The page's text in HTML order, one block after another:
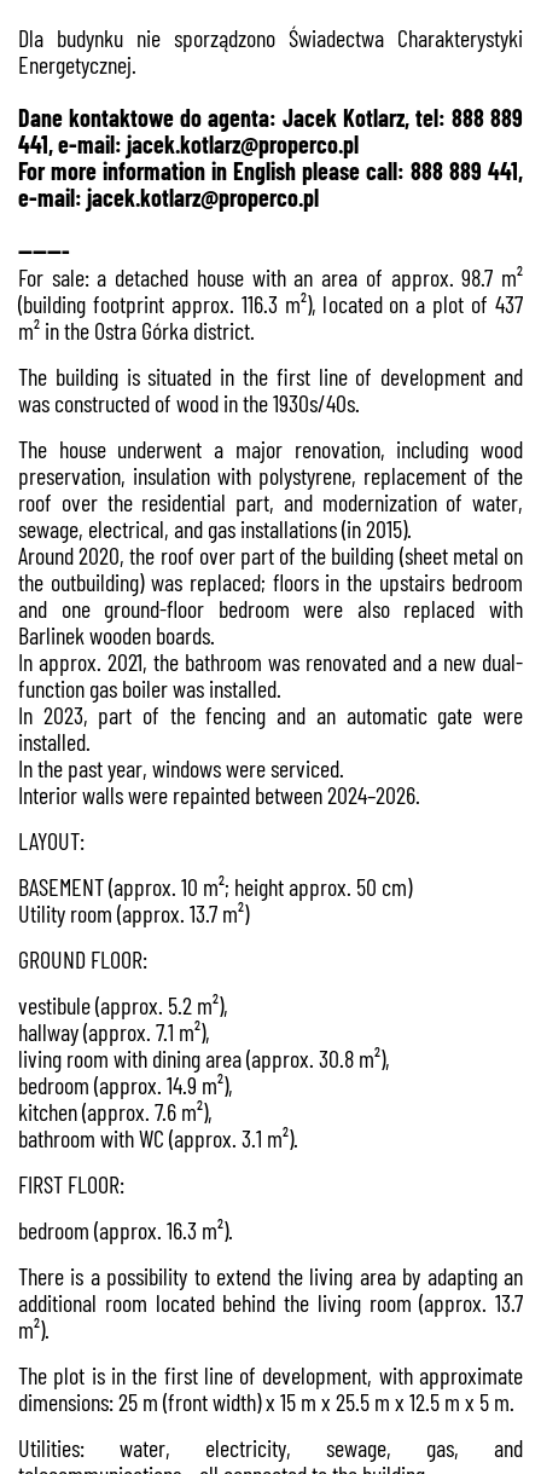
Dla budynku nie sporządzono Świadectwa Charakterystyki
Energetycznej.
Dane kontaktowe do agenta: Jacek Kotlarz, tel: 888 889
441, e-mail: jacek.kotlarz@properco.pl
For more information in English please call: 888 889 441,
e-mail: jacek.kotlarz@properco.pl
-------
For sale: a detached house with an area of approx. 98.7 m²
(building footprint approx. 116.3 m²), located on a plot of 437
m² in the Ostra Górka district.
The building is situated in the first line of development and
was constructed of wood in the 1930s/40s.
The house underwent a major renovation, including wood
preservation, insulation with polystyrene, replacement of the
roof over the residential part, and modernization of water,
sewage, electrical, and gas installations (in 2015).
Around 2020, the roof over part of the building (sheet metal on
the outbuilding) was replaced; floors in the upstairs bedroom
and one ground-floor bedroom were also replaced with
Barlinek wooden boards.
In approx. 2021, the bathroom was renovated and a new dual-
function gas boiler was installed.
In 2023, part of the fencing and an automatic gate were
installed.
In the past year, windows were serviced.
Interior walls were repainted between 2024–2026.
LAYOUT:
BASEMENT (approx. 10 m²; height approx. 50 cm)
Utility room (approx. 13.7 m²)
GROUND FLOOR:
vestibule (approx. 5.2 m²),
hallway (approx. 7.1 m²),
living room with dining area (approx. 30.8 m²),
bedroom (approx. 14.9 m²),
kitchen (approx. 7.6 m²),
bathroom with WC (approx. 3.1 m²).
FIRST FLOOR:
bedroom (approx. 16.3 m²).
There is a possibility to extend the living area by adapting an
additional room located behind the living room (approx. 13.7
m²).
The plot is in the first line of development, with approximate
dimensions: 25 m (front width) x 15 m x 25.5 m x 12.5 m x 5 m.
Utilities: water, electricity, sewage, gas, and